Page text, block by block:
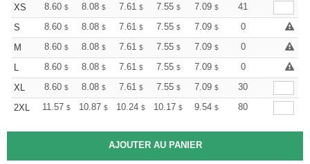
XS 8.60 $ 8.08 $ 7.61 $ 7.55 $ 7.09 $ 6.86
41
S
8.60 $ 8.08 $ 7.61 $ 7.55 $ 7.09 $ 6.86
0
M
8.60 $ 8.08 $ 7.61 $ 7.55 $ 7.09 $ 6.86
0
L
8.60 $ 8.08 $ 7.61 $ 7.55 $ 7.09 $ 6.86
0
XL
8.60 $ 8.08 $ 7.61 $ 7.55 $ 7.09 $ 6.86
30
2XL
11.57 $ 10.87 $ 10.24 $ 10.17 $ 9.54 $ 9.23
80